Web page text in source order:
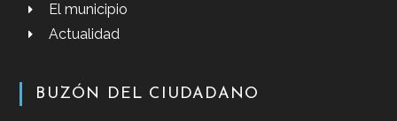
El municipio
Actualidad
BUZÓN DEL CIUDADANO